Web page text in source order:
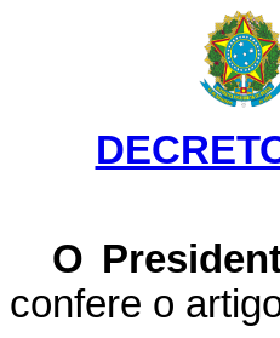
O
confere o